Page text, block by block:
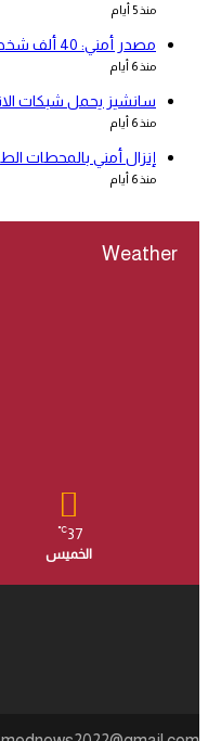
منذ 5 أيام
مصدر أمني: 40 ألف شخص اقتحموا سبتة
منذ 6 أيام
سانشيز يحمل شبكات
منذ 6 أيام
إنزال أمني بالمحطات
منذ 6 أيام
Weather
37
℃
الخميس